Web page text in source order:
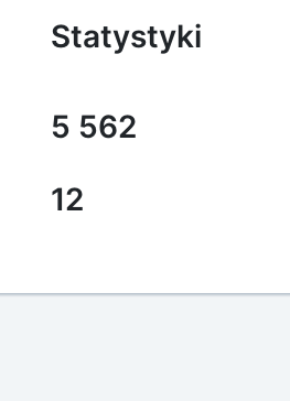
Statystyki
5 562
12